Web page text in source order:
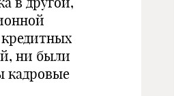
ни были
кадровые